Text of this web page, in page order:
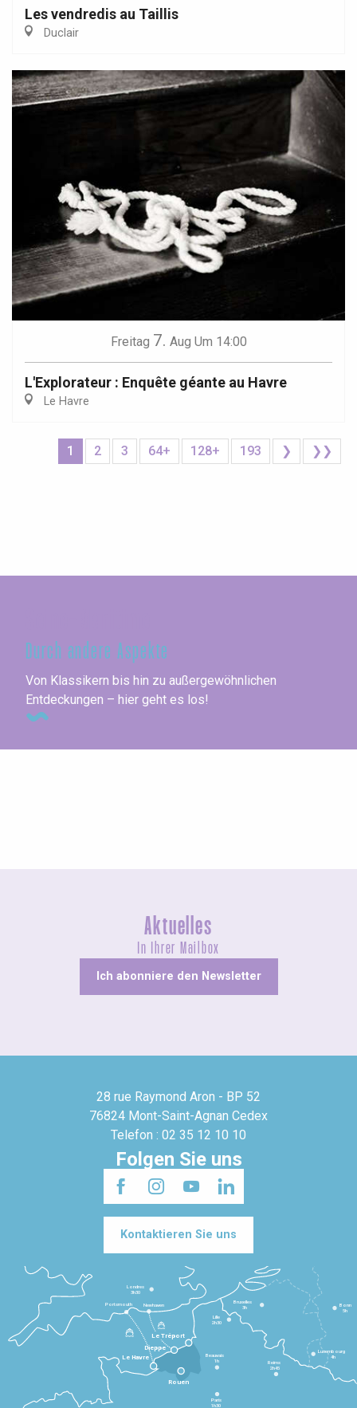
Les vendredis au Taillis
Duclair
Freitag 7. Aug Um 14:00
L'Explorateur : Enquête géante au Havre
Le Havre
1 2 3 64+ 128+ 193 ❯ ❯❯
Durch andere Aspekte
Von Klassikern bis hin zu außergewöhnlichen
Entdeckungen – hier geht es los!
Aktuelles
In Ihrer Mailbox
Ich abonniere den Newsletter
28 rue Raymond Aron - BP 52
76824 Mont-Saint-Agnan Cedex
Telefon : 02 35 12 10 10
Folgen Sie uns
Kontaktieren Sie uns
Le Havre
Dieppe
Le Tréport
Paris
1h30
Beauvais
1h
Reims
2h45
Lille
2h30
Bruxelles
3h
Londres
3h30
Newhaven
Portsmouth
Bonn
5h
Luxembourg
4h
Rouen